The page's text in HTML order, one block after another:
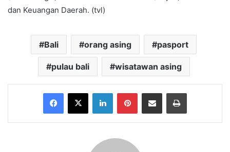
dan Keuangan Daerah. (tvl)
Bali orang asing pasport
pulau bali wisatawan asing
Facebook
X LinkedInPinterestShare via Email Print